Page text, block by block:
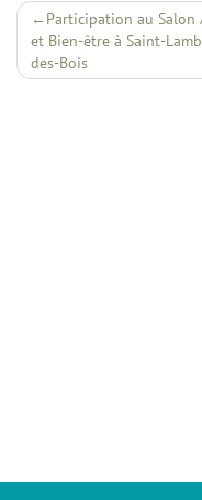
Interventions
Actualités
Navigation
de
l’article
Participation au Salon
et Bien-être à Saint-
des-Bois